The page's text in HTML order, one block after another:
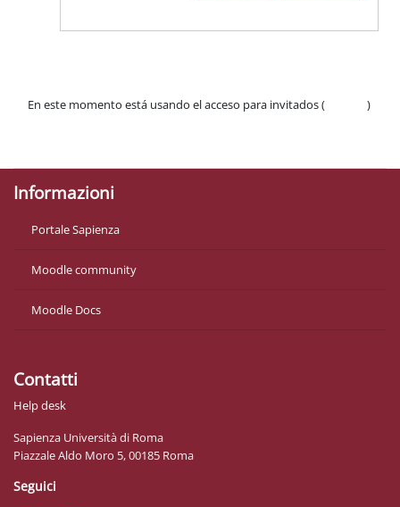
En este momento está usando el acceso para invitados (
)
Informazioni
Portale Sapienza
Moodle community
Moodle Docs
Contatti
Help desk
Sapienza Università di Roma
Piazzale Aldo Moro 5, 00185 Roma
Seguici